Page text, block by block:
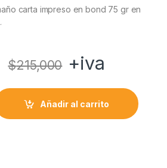
o
i
carta impreso en bond 75 gr en
$215,000 +iva
quantity
Añadir al carrito